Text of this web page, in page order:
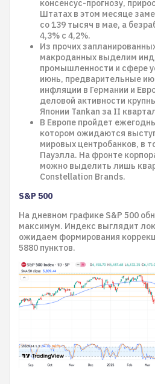
консенсус-прогнозу,
Штатах в этом месяце
со 139 тысяч в мае, а
4,3% с 4,2%.
Из прочих
макроданных выделим
промышленности и сфере
июнь, предварительные
инфляции в Германии и
деловой активности
Японии Tankan за II
В Европе пройдет
котором ожидаются
мировых центробанков, в
Пауэлла. На фронте
можно выделить лишь
Constellation Brands.
S&P 500
На дневном графике S&P 500
максимум. Индекс выглядит
ожидаем формирования
5880 пунктов.